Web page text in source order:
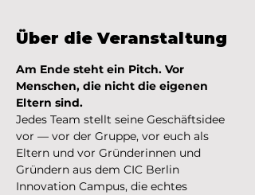
Über die Veranstaltung
Am Ende steht ein Pitch. Vor
Menschen, die nicht die eigenen
Eltern sind.
Jedes Team stellt seine Geschäftsidee
vor — vor der Gruppe, vor euch als
Eltern und vor Gründerinnen und
Gründern aus dem CIC Berlin
Innovation Campus, die echtes